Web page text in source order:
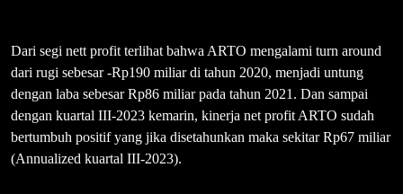
Dari segi nett profit terlihat bahwa ARTO mengalami turn around
dari rugi sebesar -Rp190 miliar di tahun 2020, menjadi untung
dengan laba sebesar Rp86 miliar pada tahun 2021. Dan sampai
dengan kuartal III-2023 kemarin, kinerja net profit ARTO sudah
bertumbuh positif yang jika disetahunkan maka sekitar Rp67 miliar
(Annualized kuartal III-2023).